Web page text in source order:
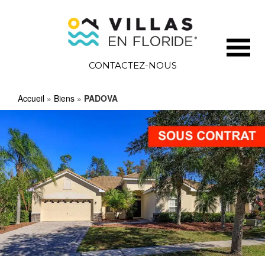
CONTACTEZ-NOUS
Accueil » Biens » PADOVA